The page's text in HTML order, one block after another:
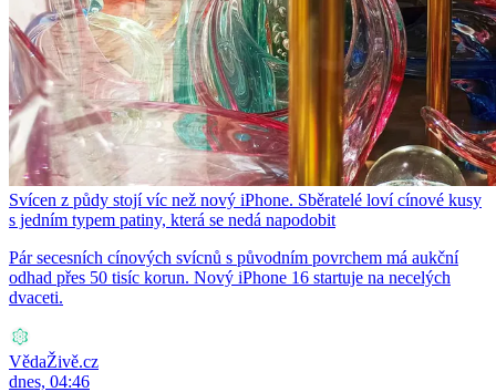
Svícen z půdy stojí víc než nový iPhone. Sběratelé loví cínové kusy
s jedním typem patiny, která se nedá napodobit
Pár secesních cínových svícnů s původním povrchem má aukční
odhad přes 50 tisíc korun. Nový iPhone 16 startuje na necelých
dvaceti.
VědaŽivě.cz
dnes, 04:46